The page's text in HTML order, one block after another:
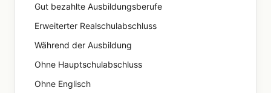
Gut bezahlte Ausbildungsberufe
Erweiterter Realschulabschluss
Während der Ausbildung
Ohne Hauptschulabschluss
Ohne Englisch